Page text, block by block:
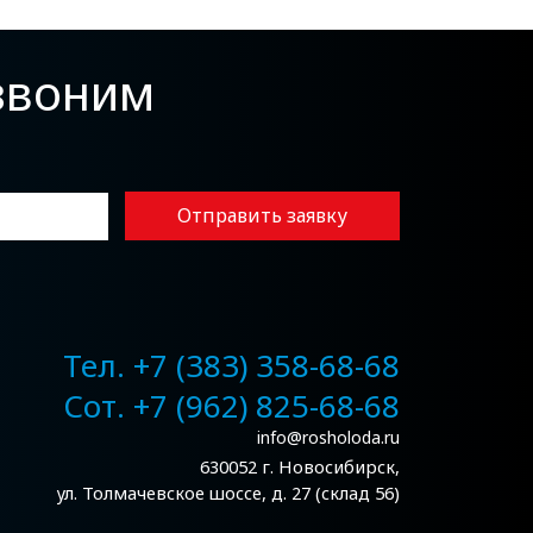
Отправить заявку
Тел. +7 (383) 358-68-68
Сот. +7 (962) 825-68-68
info@rosholoda.ru
630052 г. Новосибирск,
ул. Толмачевское шоссе, д. 27 (склад 56)